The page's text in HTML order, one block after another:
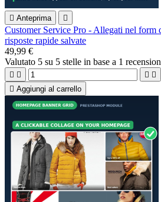
 Anteprima 
Customer Service Pro - Allegati nel form
risposte rapide salvate
49,99 €
Valutato 5 su 5 stelle in base a 1
   
 Aggiungi al carrello